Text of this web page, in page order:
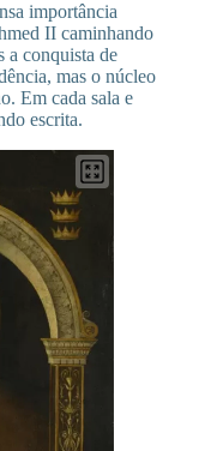
importância
II caminhando
a conquista de
mas o núcleo
Em cada sala e
escrita.